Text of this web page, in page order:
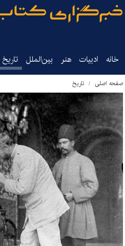
خانه ادبیات هنر بین‌الملل تاریخ‌
صفحه اصلی تاریخ